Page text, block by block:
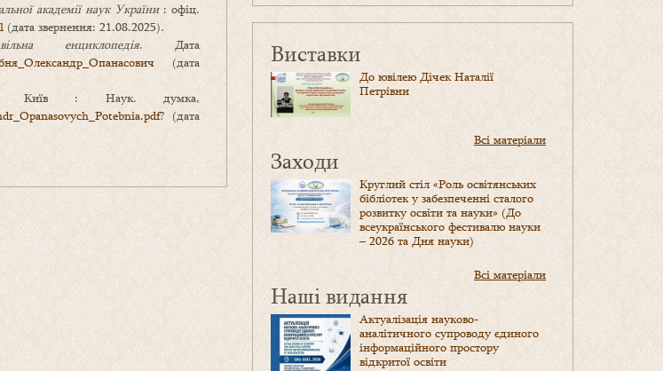
академії наук України: офіц.
(дата звернення: 21.08.2025).
енциклопедія. Дата
(дата
Київ : Наук. думка,
? (дата
Виставки
До ювілею Дічек Наталії
Петрівни
Всі матеріали
Заходи
Круглий стіл «Роль освітянських
бібліотек у забезпеченні сталого
розвитку освіти та науки» (До
всеукраїнського фестивалю науки
– 2026 та Дня науки)
Всі матеріали
Наші видання
Актуалізація науково-
аналітичного супроводу єдиного
інформаційного простору
відкритої освіти